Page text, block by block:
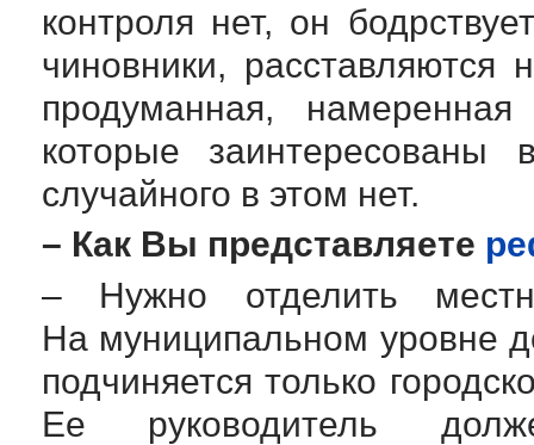
контроля нет, он
чиновники,
продуманная,
которые
случайного в этом нет.
– Как Вы представляете
– Нужно отделить
На муниципальном уровне
подчиняется только
Ее руководитель